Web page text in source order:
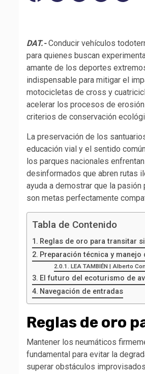
DAT.-Conducir vehículos
para quienes buscan
amante de los deportes
indispensable para mitigar el
motocicletas de cross y
acelerar los procesos de
criterios de conservación
La preservación de los
educación vial y el sentido
los parques nacionales
desinformados que abren rutas
ayuda a demostrar que la
son metas perfectamente
Tabla de Contenido
Reglas de oro para transitar
Preparación técnica y
LEA TAMBIÉN | Alberto
El futuro del ecoturismo de
Navegación de entradas
Reglas de oro
Mantener los neumáticos
fundamental para evitar la
superar obstáculos